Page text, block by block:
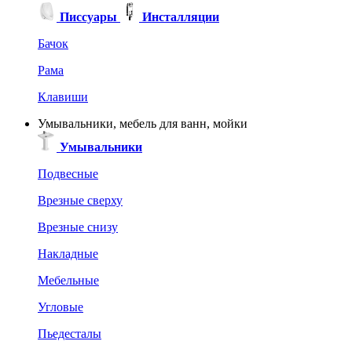
Писсуары
Инсталляции
Бачок
Рама
Клавиши
Умывальники, мебель для ванн, мойки
Умывальники
Подвесные
Врезные сверху
Врезные снизу
Накладные
Мебельные
Угловые
Пьедесталы